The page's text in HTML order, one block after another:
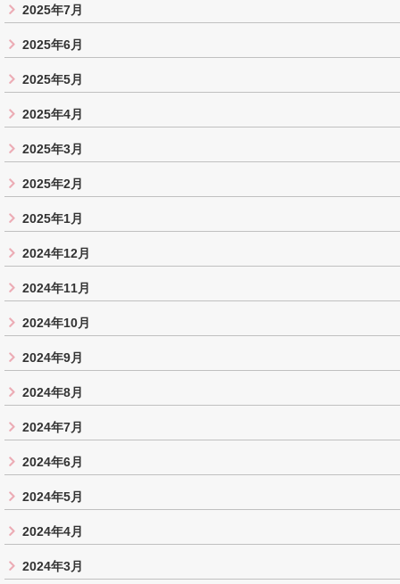
2025年7月
2025年6月
2025年5月
2025年4月
2025年3月
2025年2月
2025年1月
2024年12月
2024年11月
2024年10月
2024年9月
2024年8月
2024年7月
2024年6月
2024年5月
2024年4月
2024年3月